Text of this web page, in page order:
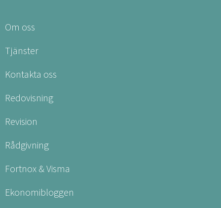
Om oss
Tjänster
Kontakta oss
Redovisning
Revision
Rådgivning
Fortnox & Visma
Ekonomibloggen